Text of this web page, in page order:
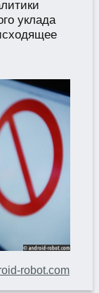
уклада
robot.com